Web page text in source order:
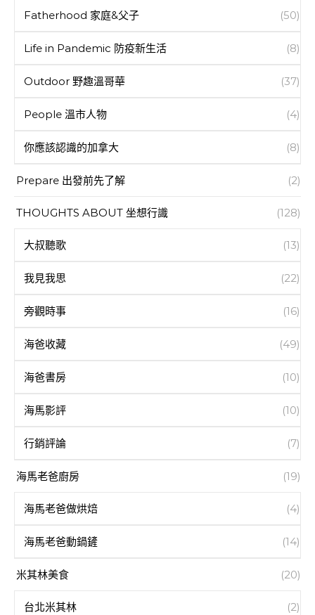
Fatherhood 家庭&父子 (50)
Life in Pandemic 防疫新生活 (8)
Outdoor 野趣溫哥華 (37)
People 溫市人物 (4)
你應該認識的加拿大 (8)
Prepare 出發前先了解 (2)
THOUGHTS ABOUT 坐想行識 (128)
大叔聽歌 (13)
我見我思 (22)
旁觀時事 (16)
海爸收藏 (49)
海爸書房 (10)
海馬影評 (10)
行銷評論 (7)
海馬老爸廚房 (19)
海馬老爸做烘焙 (4)
海馬老爸動鍋鏟 (14)
米其林美食 (20)
台北米其林 (2)